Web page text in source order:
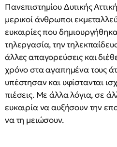
Πανεπιστημίου Δυτικής
μερικοί άνθρωποι
ευκαιρίες που
τηλεργασία, την
άλλες απαγορεύσεις και
χρόνο στα αγαπημένα τους
υπέστησαν και υφίστανται
πιέσεις. Με άλλα λόγια, σε
ευκαιρία να αυξήσουν την
να τη μειώσουν.